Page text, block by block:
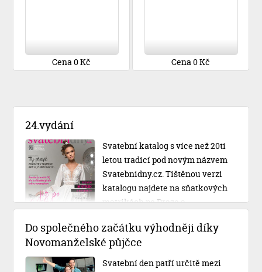
Cena 0 Kč Cena 0 Kč
24.vydání
Svatební katalog s více než 20ti
letou tradicí pod novým názvem
Svatebnidny.cz. Tištěnou verzi
katalogu najdete na sňatkových
matrikách po Praze a
Do společného začátku výhodněji díky
Novomanželské půjčce
Svatební den patří určitě mezi